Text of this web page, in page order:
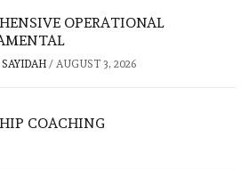
OPERATIONAL
/ AUGUST 3, 2026
COACHING